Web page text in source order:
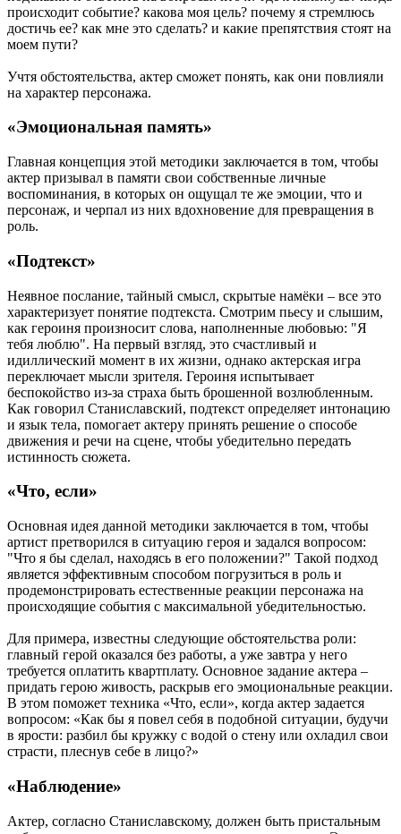
происходит событие? какова моя цель? почему я стремлюсь
достичь ее? как мне это сделать? и какие препятствия стоят на
моем пути?
Учтя обстоятельства, актер сможет понять, как они повлияли
на характер персонажа.
«Эмоциональная память»
Главная концепция этой методики заключается в том, чтобы
актер призывал в памяти свои собственные личные
воспоминания, в которых он ощущал те же эмоции, что и
персонаж, и черпал из них вдохновение для превращения в
роль.
«Подтекст»
Неявное послание, тайный смысл, скрытые намёки – все это
характеризует понятие подтекста. Смотрим пьесу и слышим,
как героиня произносит слова, наполненные любовью: "Я
тебя люблю". На первый взгляд, это счастливый и
идиллический момент в их жизни, однако актерская игра
переключает мысли зрителя. Героиня испытывает
беспокойство из-за страха быть брошенной возлюбленным.
Как говорил Станиславский, подтекст определяет интонацию
и язык тела, помогает актеру принять решение о способе
движения и речи на сцене, чтобы убедительно передать
истинность сюжета.
«Что, если»
Основная идея данной методики заключается в том, чтобы
артист претворился в ситуацию героя и задался вопросом:
"Что я бы сделал, находясь в его положении?" Такой подход
является эффективным способом погрузиться в роль и
продемонстрировать естественные реакции персонажа на
происходящие события с максимальной убедительностью.
Для примера, известны следующие обстоятельства роли:
главный герой оказался без работы, а уже завтра у него
требуется оплатить квартплату. Основное задание актера –
придать герою живость, раскрыв его эмоциональные реакции.
В этом поможет техника «Что, если», когда актер задается
вопросом: «Как бы я повел себя в подобной ситуации, будучи
в ярости: разбил бы кружку с водой о стену или охладил свои
страсти, плеснув себе в лицо?»
«Наблюдение»
Актер, согласно Станиславскому, должен быть пристальным